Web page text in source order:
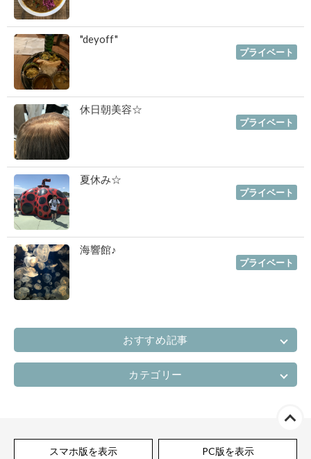
"deyoff"
プライベート
休日朝美容☆
プライベート
夏休み☆
プライベート
海響館♪
プライベート
おすすめ記事
カテゴリー
スマホ版を表示 PC版を表示